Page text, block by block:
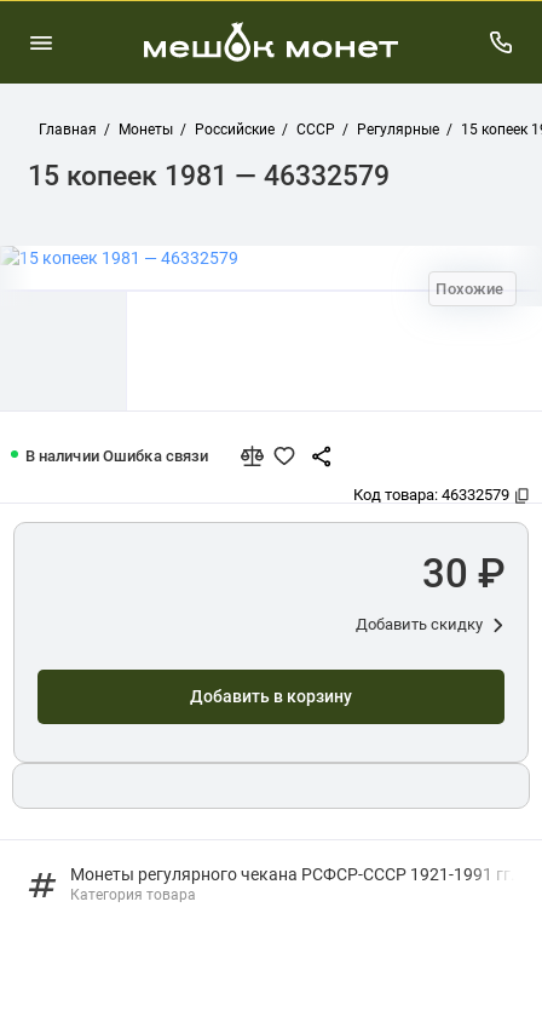
Главная Монеты Российские СССР Регулярные 15 копеек
15 копеек 1981 — 46332579
Похожие
В наличии Ошибка связи
Код товара: 46332579
Монеты регулярного чекана РСФСР-СССР 1921-1991 гг.
Категория товара
30 ₽
Добавить скидку
Добавить в корзину